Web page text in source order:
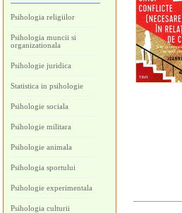
Psihologia religiilor
Psihologia muncii si
organizationala
Psihologie juridica
Statistica in psihologie
Psihologie sociala
Psihologie militara
Psihologie animala
Psihologia sportului
Psihologie experimentala
Psihologia culturii